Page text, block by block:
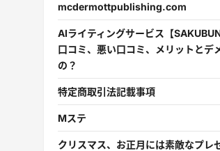
mcdermottpublishing.com
AIライティングサービス【
口コミ、悪い口コミ、メリットとデ
の？
特定商取引法記載事項
Mステ
クリスマス、お正月には素敵なプレ